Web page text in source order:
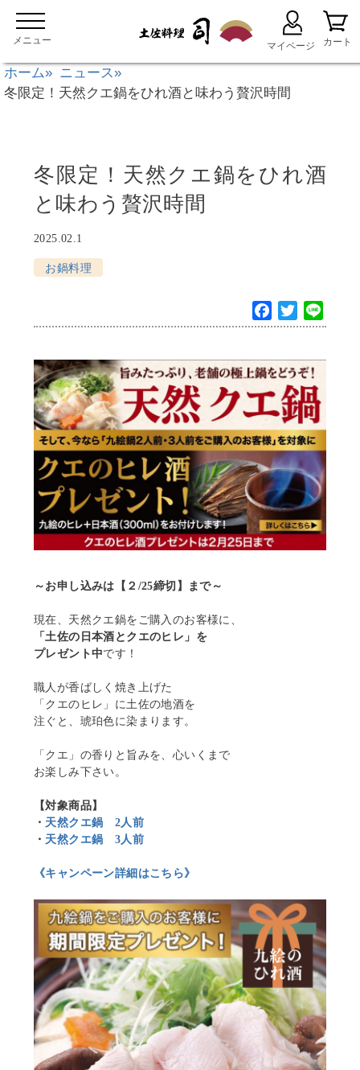
ホーム
ニュース
冬限定！天然クエ鍋をひれ酒と味わう贅沢時間
冬限定！天然クエ鍋をひれ酒
と味わう贅沢時間
2025.02.1
お鍋料理
a
e
o
o
k
w
t
t
e
r
i
～お申し込みは【２/25締切】まで～
現在、天然クエ鍋をご購入のお客様に、
「土佐の日本酒とクエのヒレ」を
プレゼント中です！
職人が香ばしく焼き上げた
「クエのヒレ」に土佐の地酒を
注ぐと、琥珀色に染まります。
「クエ」の香りと旨みを、心いくまで
お楽しみ下さい。
【対象商品】
・ 天然クエ鍋 2人前
・ 天然クエ鍋 3人前
《キャンペーン詳細はこちら》